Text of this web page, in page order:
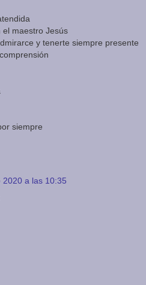
el maestro Jesús
y tenerte siempre presente
siempre
2020 a las 10:35